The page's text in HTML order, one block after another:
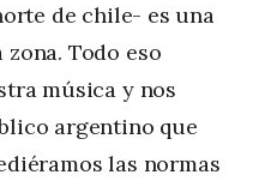
de chile- es una
Todo eso
música y nos
argentino que
las normas